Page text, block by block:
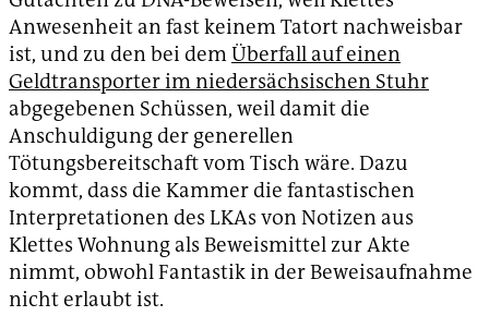
Anwesenheit an fast keinem Tatort nachweisbar
ist, und zu den bei demÜberfall auf einen
Geldtransporter im niedersächsischen Stuhr
abgegebenen Schüssen, weil damit die
Anschuldigung der generellen
Tötungsbereitschaft vom Tisch wäre. Dazu
kommt, dass die Kammer die fantastischen
Interpretationen des LKAs von Notizen aus
Klettes Wohnung als Beweismittel zur Akte
nimmt, obwohl Fantastik in der Beweisaufnahme
nicht erlaubt ist.